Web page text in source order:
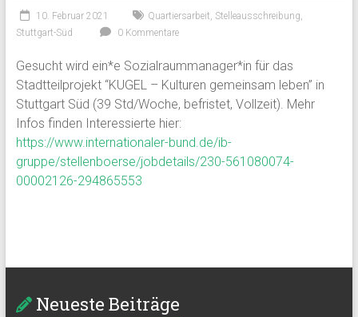
10. Februar 2021 Quartiersarbeit, Stelleausschreibung,
Stuttgart-Süd
0 Kommentare
Gesucht wird ein*e Sozialraummanager*in für das
Stadtteilprojekt “KUGEL – Kulturen gemeinsam leben” in
Stuttgart Süd (39 Std/Woche, befristet, Vollzeit). Mehr
Infos finden Interessierte hier:
https://www.internationaler-bund.de/ib-
gruppe/stellenboerse/jobdetails/230-561080074-
00002126-294865553
Neueste Beiträge